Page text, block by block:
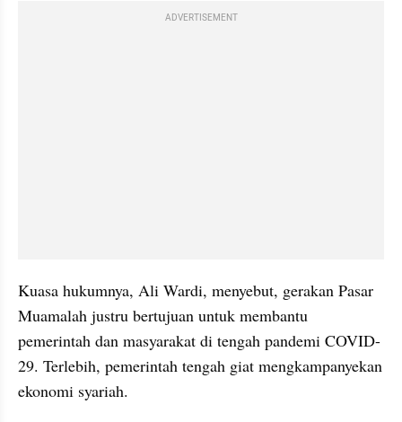
ADVERTISEMENT
Kuasa hukumnya, Ali Wardi, menyebut, gerakan Pasar
Muamalah justru bertujuan untuk membantu
pemerintah dan masyarakat di tengah pandemi COVID-
29. Terlebih, pemerintah tengah giat mengkampanyekan
ekonomi syariah.